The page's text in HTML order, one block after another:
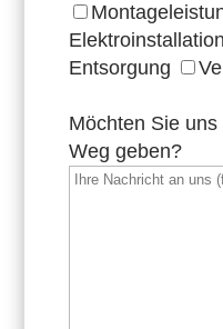
Elektroinstallation
Entsorgung
Möchten Sie
Weg geben?